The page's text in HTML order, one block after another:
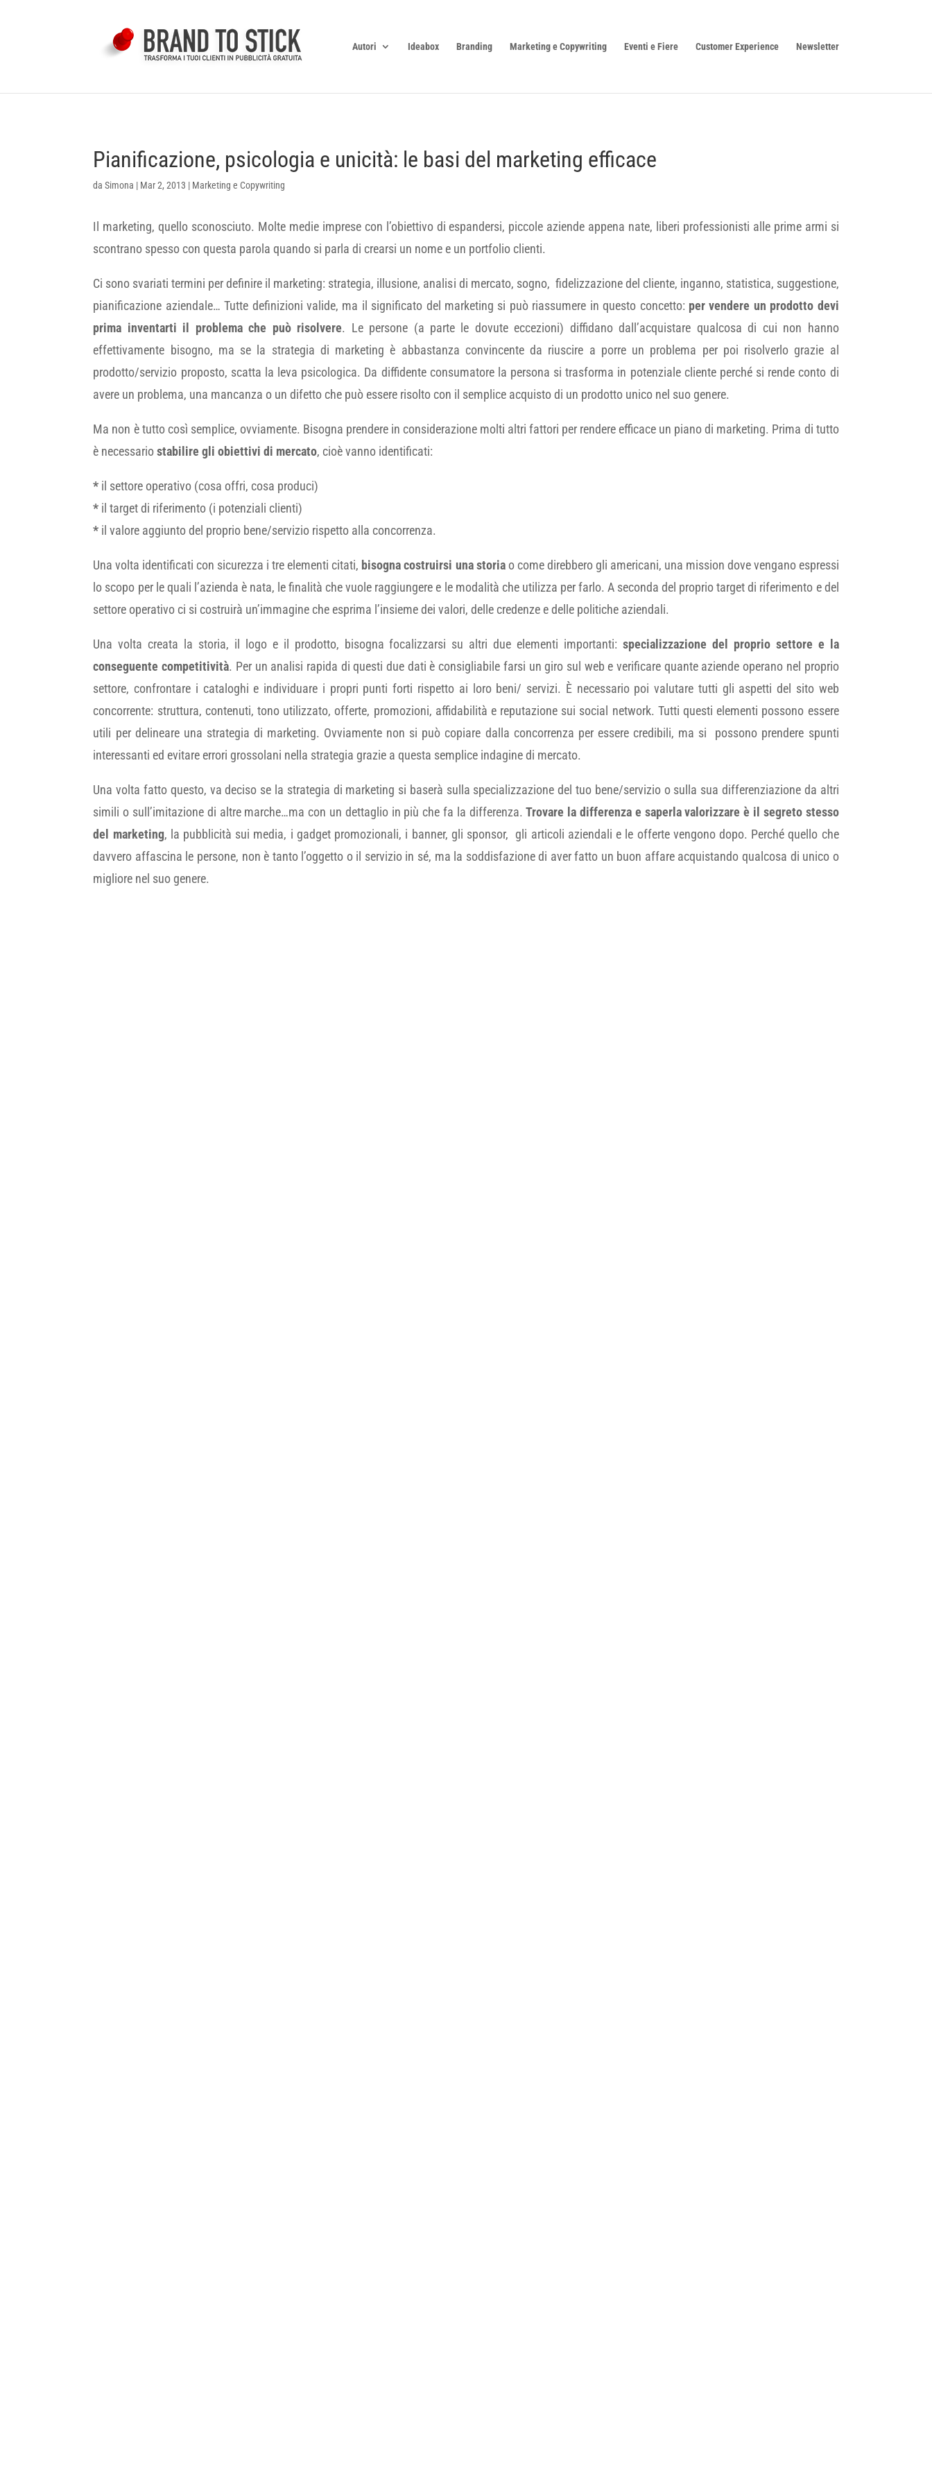
Autori Ideabox Branding Marketing e Copywriting Eventi e Fiere Customer Experience Newsletter
Pianificazione, psicologia e unicità: le basi del marketing efficace
daSimona | Mar 2, 2013 | Marketing e Copywriting
Il marketing, quello sconosciuto. Molte medie imprese con l’obiettivo di espandersi, piccole aziende appena nate, liberi professionisti alle prime armi si
scontrano spesso con questa parola quando si parla di crearsi un nome e un portfolio clienti.
Ci sono svariati termini per definire il marketing: strategia, illusione, analisi di mercato, sogno, fidelizzazione del cliente, inganno, statistica, suggestione,
pianificazione aziendale… Tutte definizioni valide, ma il significato del marketing si può riassumere in questo concetto: per vendere un prodotto devi
prima inventarti il problema che può risolvere. Le persone (a parte le dovute eccezioni) diffidano dall’acquistare qualcosa di cui non hanno
effettivamente bisogno, ma se la strategia di marketing è abbastanza convincente da riuscire a porre un problema per poi risolverlo grazie al
prodotto/servizio proposto, scatta la leva psicologica. Da diffidente consumatore la persona si trasforma in potenziale cliente perché si rende conto di
avere un problema, una mancanza o un difetto che può essere risolto con il semplice acquisto di un prodotto unico nel suo genere.
Ma non è tutto così semplice, ovviamente. Bisogna prendere in considerazione molti altri fattori per rendere efficace un piano di marketing. Prima di tutto
è necessariostabilire gli obiettivi di mercato, cioè vanno identificati:
* il settore operativo (cosa offri, cosa produci)
* il target di riferimento (i potenziali clienti)
* il valore aggiunto del proprio bene/servizio rispetto alla concorrenza.
Una volta identificati con sicurezza i tre elementi citati, bisogna costruirsi una storiao come direbbero gli americani, una mission dove vengano espressi
lo scopo per le quali l’azienda è nata, le finalità che vuole raggiungere e le modalità che utilizza per farlo. A seconda del proprio target di riferimento e del
settore operativo ci si costruirà un’immagine che esprima l’insieme dei valori, delle credenze e delle politiche aziendali.
Una volta creata la storia, il logo e il prodotto, bisogna focalizzarsi su altri due elementi importanti:specializzazione del proprio settore e la
conseguente competitività. Per un analisi rapida di questi due dati è consigliabile farsi un giro sul web e verificare quante aziende operano nel proprio
settore, confrontare i cataloghi e individuare i propri punti forti rispetto ai loro beni/ servizi. È necessario poi valutare tutti gli aspetti del sito web
concorrente: struttura, contenuti, tono utilizzato, offerte, promozioni, affidabilità e reputazione sui social network. Tutti questi elementi possono essere
utili per delineare una strategia di marketing. Ovviamente non si può copiare dalla concorrenza per essere credibili, ma si possono prendere spunti
interessanti ed evitare errori grossolani nella strategia grazie a questa semplice indagine di mercato.
Una volta fatto questo, va deciso se la strategia di marketing si baserà sulla specializzazione del tuo bene/servizio o sulla sua differenziazione da altri
simili o sull’imitazione di altre marche…ma con un dettaglio in più che fa la differenza.Trovare la differenza e saperla valorizzare è il segreto stesso
del marketing, la pubblicità sui media, i gadget promozionali, i banner, gli sponsor, gli articoli aziendali e le offerte vengono dopo. Perché quello che
davvero affascina le persone, non è tanto l’oggetto o il servizio in sé, ma la soddisfazione di aver fatto un buon affare acquistando qualcosa di unico o
migliore nel suo genere.